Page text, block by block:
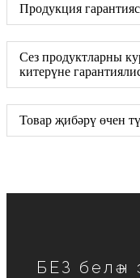
Продукция
Сез продуктларны
китерүне
Товар җибәрү өчен
БЕЗ белән